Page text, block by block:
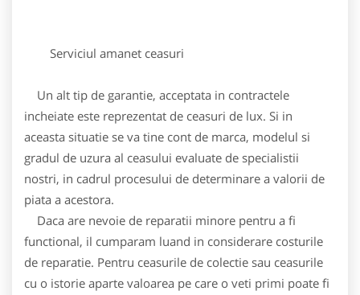
Serviciul amanet ceasuri
Un alt tip de garantie, acceptata in contractele
incheiate este reprezentat de ceasuri de lux. Si in
aceasta situatie se va tine cont de marca, modelul si
gradul de uzura al ceasului evaluate de specialistii
nostri, in cadrul procesului de determinare a valorii de
piata a acestora.
Daca are nevoie de reparatii minore pentru a fi
functional, il cumparam luand in considerare costurile
de reparatie. Pentru ceasurile de colectie sau ceasurile
cu o istorie aparte valoarea pe care o veti primi poate fi